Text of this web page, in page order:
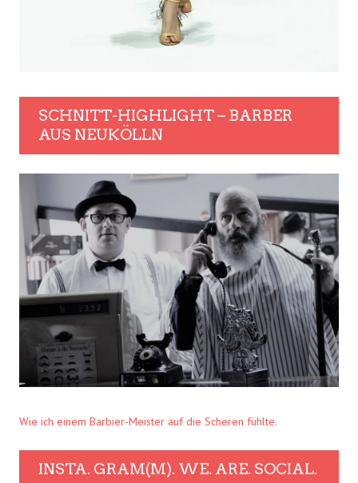
SCHNITT-HIGHLIGHT – BARBER
AUS NEUKÖLLN
Wie ich einem Barbier-Meister auf die Scheren fühlte.
INSTA. GRAM(M). WE. ARE. SOCIAL.